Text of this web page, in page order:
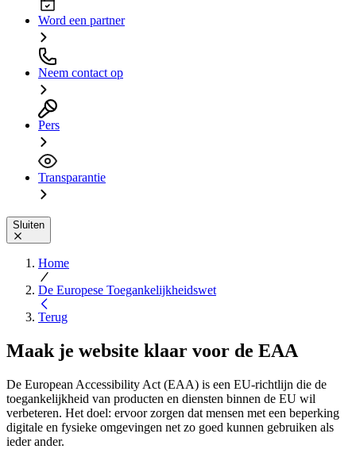
Word een partner
Neem contact op
Pers
Transparantie
Sluiten
Home
De Europese Toegankelijkheidswet
Terug
Maak je website klaar voor de EAA
De European Accessibility Act (EAA) is een EU-richtlijn die de
toegankelijkheid van producten en diensten binnen de EU wil
verbeteren. Het doel: ervoor zorgen dat mensen met een beperking
digitale en fysieke omgevingen net zo goed kunnen gebruiken als
ieder ander.